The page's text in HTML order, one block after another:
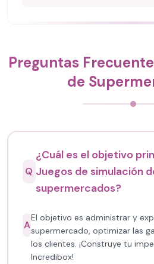
Preguntas
de
Q
¿Cuál es el objetivo
Juegos de simulación
supermercados?
A
El objetivo es administrar y
supermercado, optimizar las
los clientes. ¡Construye tu
Incredibox!